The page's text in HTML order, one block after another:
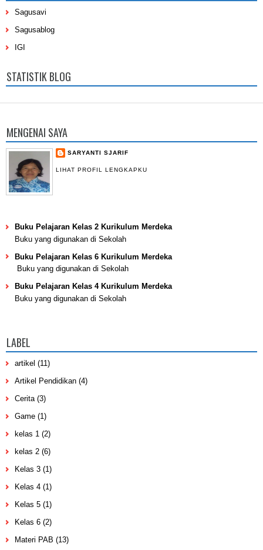
Sagusavi
Sagusablog
IGI
STATISTIK BLOG
MENGENAI SAYA
SARYANTI SJARIF
LIHAT PROFIL LENGKAPKU
Buku Pelajaran Kelas 2 Kurikulum Merdeka
Buku yang digunakan di Sekolah
Buku Pelajaran Kelas 6 Kurikulum Merdeka
Buku yang digunakan di Sekolah
Buku Pelajaran Kelas 4 Kurikulum Merdeka
Buku yang digunakan di Sekolah
LABEL
artikel (11)
Artikel Pendidikan (4)
Cerita (3)
Game (1)
kelas 1 (2)
kelas 2 (6)
Kelas 3 (1)
Kelas 4 (1)
Kelas 5 (1)
Kelas 6 (2)
Materi PAB (13)